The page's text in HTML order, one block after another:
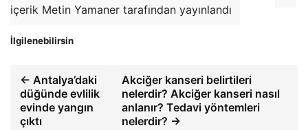
içerik Metin Yamaner tarafından yayınlandı
İlgilenebilirsin
← Antalya’daki
düğünde evlilik
evinde yangın
çıktı
Akciğer kanseri belirtileri
nelerdir? Akciğer kanseri nasıl
anlanır? Tedavi yöntemleri
nelerdir? →